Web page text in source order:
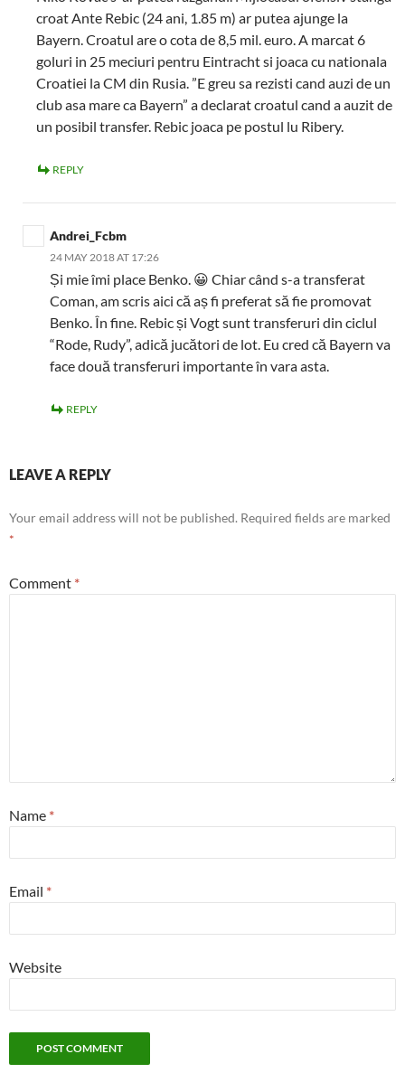
croat Ante Rebic (24 ani, 1.85 m) ar putea ajunge la
Bayern. Croatul are o cota de 8,5 mil. euro. A marcat 6
goluri in 25 meciuri pentru Eintracht si joaca cu nationala
Croatiei la CM din Rusia. ”E greu sa rezisti cand auzi de un
club asa mare ca Bayern” a declarat croatul cand a auzit de
un posibil transfer. Rebic joaca pe postul lu Ribery.
REPLY
Andrei_Fcbm
24 MAY 2018 AT 17:26
Și mie îmi place Benko. 😀 Chiar când s-a transferat
Coman, am scris aici că aș fi preferat să fie promovat
Benko. În fine. Rebic și Vogt sunt transferuri din ciclul
“Rode, Rudy”, adică jucători de lot. Eu cred că Bayern va
face două transferuri importante în vara asta.
REPLY
LEAVE A REPLY
Your email address will not be published. Required fields are marked
*
Comment *
Name *
Email *
Website